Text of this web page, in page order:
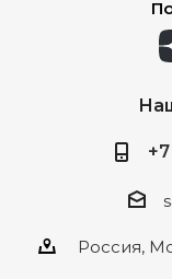
Россия,